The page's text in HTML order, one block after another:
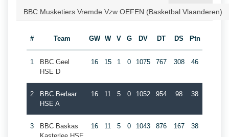
BBC Musketiers Vremde Vzw OEFEN (Basketbal Vlaanderen)
# Team GW W V G DV DT DS Ptn
1
BBC Geel
HSE D
16 15 1 0 1075 767 308 46
2
BBC Berlaar
HSE A
16 11 5 0 1052 954 98 38
3
BBC Baskas
16 11 5 0 1043 876 167 38